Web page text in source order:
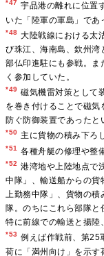
*47 宇品港の離れに位置
いた「陸軍の軍島」であ
*48 大陸戦線における太
び珠江、海南島、欽州湾
部仏印進駐にも参戦。ま
く参加していた。
*49 磁気機雷対策として
を巻き付けることで磁気
防ぐ防御装置であったと
*50 主に貨物の積み下ろ
*51 各種舟艇の修理や整
*52 港湾地や上陸地点で
中隊」、輸送船からの貨
上勤務中隊」、貨物の
隊。のちにこれら部隊と
特に前線での輸送と揚陸
*53 例えば作戦前、第25
荷に「満州向け」を示す